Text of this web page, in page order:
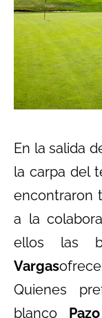
En la salida
la carpa del
encontraron
a la
ellos las
Vargas
Quienes
blanco